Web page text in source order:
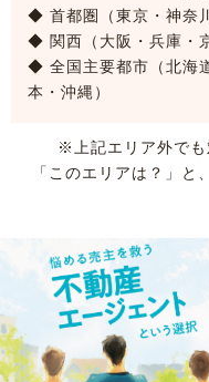
◆ 首都圏（東京・神奈
◆ 関西（大阪・兵庫・
◆ 全国主要都市（北海
本・沖縄）
※上記エリア外でも
「このエリアは？」と